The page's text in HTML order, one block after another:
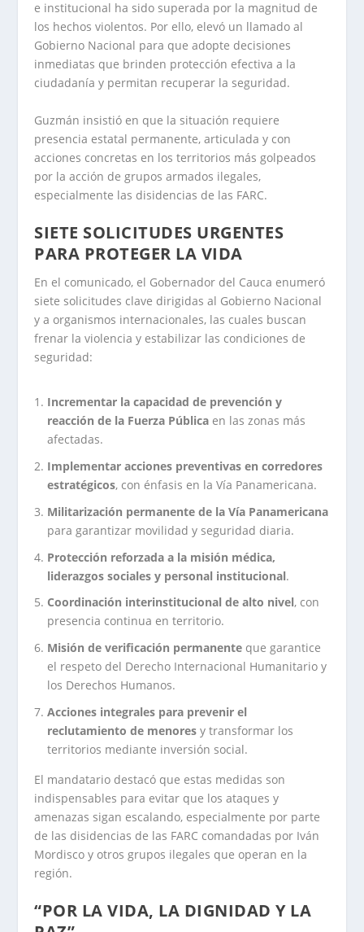
e institucional ha sido superada por la magnitud de
los hechos violentos. Por ello, elevó un llamado al
Gobierno Nacional para que adopte decisiones
inmediatas que brinden protección efectiva a la
ciudadanía y permitan recuperar la seguridad.
Guzmán insistió en que la situación requiere
presencia estatal permanente, articulada y con
acciones concretas en los territorios más golpeados
por la acción de grupos armados ilegales,
especialmente las disidencias de las FARC.
SIETE SOLICITUDES URGENTES
PARA PROTEGER LA VIDA
En el comunicado, el Gobernador del Cauca enumeró
siete solicitudes clave dirigidas al Gobierno Nacional
y a organismos internacionales, las cuales buscan
frenar la violencia y estabilizar las condiciones de
seguridad:
Incrementar la capacidad de prevención y
reacción de la Fuerza Pública en las zonas más
afectadas.
Implementar acciones preventivas en corredores
estratégicos, con énfasis en la Vía Panamericana.
Militarización permanente de la Vía Panamericana
para garantizar movilidad y seguridad diaria.
Protección reforzada a la misión médica,
liderazgos sociales y personal institucional.
Coordinación interinstitucional de alto nivel, con
presencia continua en territorio.
Misión de verificación permanente que garantice
el respeto del Derecho Internacional Humanitario y
los Derechos Humanos.
Acciones integrales para prevenir el
reclutamiento de menores y transformar los
territorios mediante inversión social.
El mandatario destacó que estas medidas son
indispensables para evitar que los ataques y
amenazas sigan escalando, especialmente por parte
de las disidencias de las FARC comandadas por Iván
Mordisco y otros grupos ilegales que operan en la
región.
“POR LA VIDA, LA DIGNIDAD Y LA